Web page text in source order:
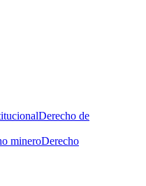
Derecho de
mineroDerecho